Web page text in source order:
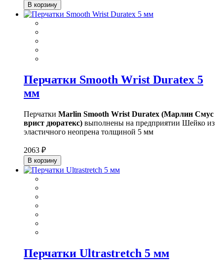
В корзину
Перчатки Smooth Wrist Duratex 5
мм
Перчатки Marlin Smooth Wrist Duratex (Марлин Смус
врист дюратекс) выполнены на предприятии Шейко из
эластичного неопрена толщиной 5 мм
2063 ₽
В корзину
Перчатки Ultrastretch 5 мм